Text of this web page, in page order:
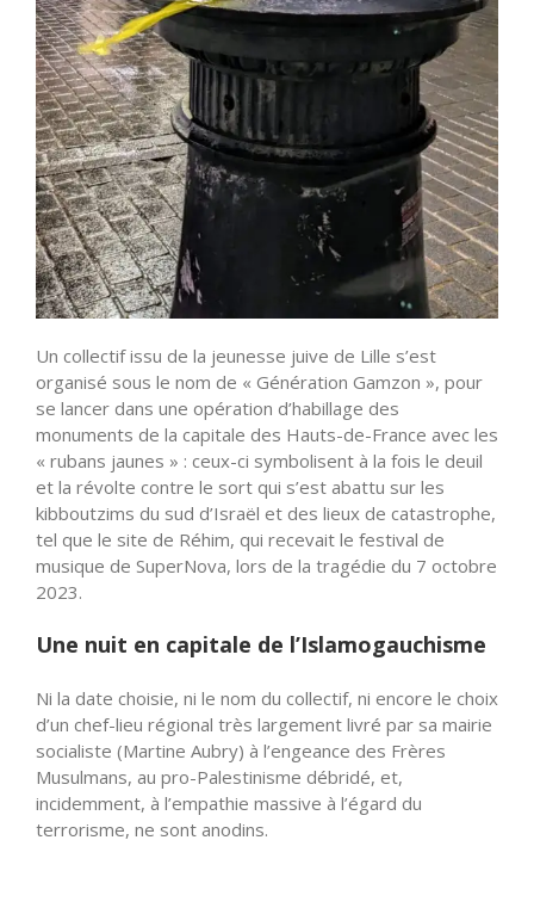
Un collectif issu de la jeunesse juive de Lille s’est
organisé sous le nom de « Génération Gamzon », pour
se lancer dans une opération d’habillage des
monuments de la capitale des Hauts-de-France avec les
« rubans jaunes » : ceux-ci symbolisent à la fois le deuil
et la révolte contre le sort qui s’est abattu sur les
kibboutzims du sud d’Israël et des lieux de catastrophe,
tel que le site de Réhim, qui recevait le festival de
musique de SuperNova, lors de la tragédie du 7 octobre
2023.
Une nuit en capitale de l’Islamogauchisme
Ni la date choisie, ni le nom du collectif, ni encore le choix
d’un chef-lieu régional très largement livré par sa mairie
socialiste (Martine Aubry) à l’engeance des Frères
Musulmans, au pro-Palestinisme débridé, et,
incidemment, à l’empathie massive à l’égard du
terrorisme, ne sont anodins.